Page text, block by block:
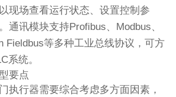
现场查看运行状态、设置控制参
通讯模块支持Profibus、Modbus、
Fieldbus等多种工业总线协议，可方
系统。
要点
执行器需要综合考虑多方面因素，